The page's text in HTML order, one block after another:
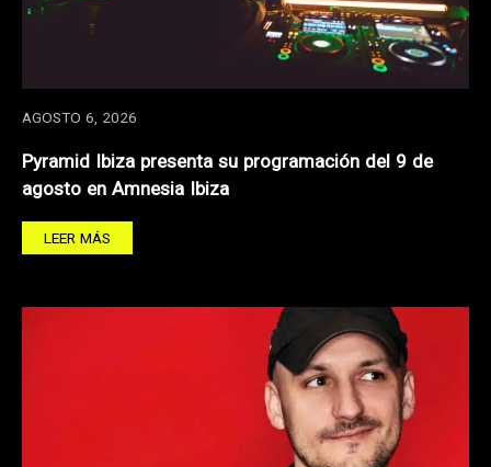
AGOSTO 6, 2026
Pyramid Ibiza presenta su programación del 9 de
agosto en Amnesia Ibiza
LEER MÁS